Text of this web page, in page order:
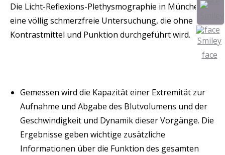
Die Licht-Reflexions-Plethysmographie in München ist
eine völlig schmerzfreie Untersuchung, die ohne
Kontrastmittel und Punktion durchgeführt wird.
Gemessen wird die Kapazität einer Extremität zur
Aufnahme und Abgabe des Blutvolumens und der
Geschwindigkeit und Dynamik dieser Vorgänge. Die
Ergebnisse geben wichtige zusätzliche
Informationen über die Funktion des gesamten